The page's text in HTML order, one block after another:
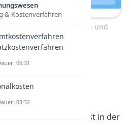
4: Aufwands- und
Ertragskonten
buchen?
„Soll an Haben“ ist in der
& Kostenverfahren
06:31
03:32